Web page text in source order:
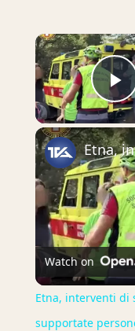
Watch on
Etna, interventi di
supportate